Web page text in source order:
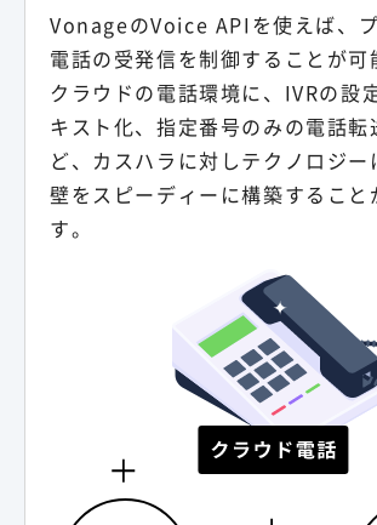
VonageのVoice APIを使えば、
電話の受発信を制御することが可
クラウドの電話環境に、IVRの設
キスト化、指定番号のみの電話転
ど、カスハラに対しテクノロジー
壁をスピーディーに構築すること
す。